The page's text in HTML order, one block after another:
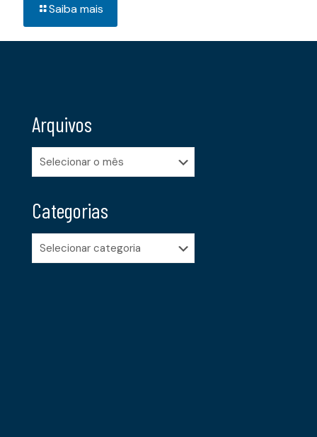
Saiba mais
Arquivos
Arquivos
Categorias
Categorias